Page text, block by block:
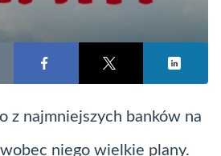
z najmniejszych banków na
niego wielkie plany.